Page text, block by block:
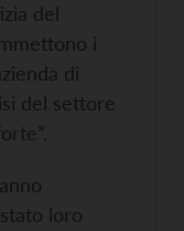
del
i
di
del settore
loro